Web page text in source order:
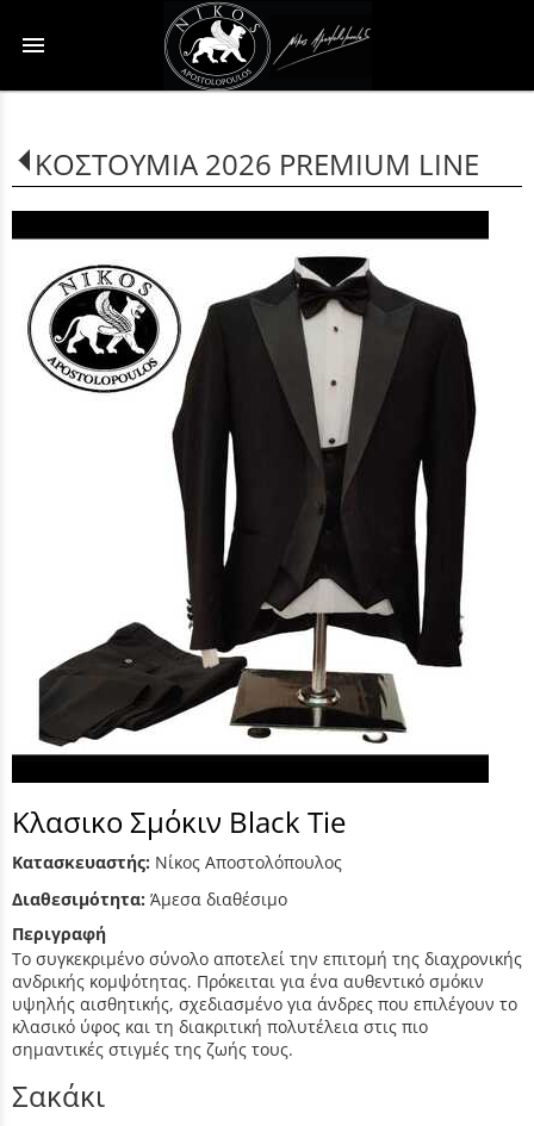
menu
ΚΟΣΤΟΥΜΙΑ 2026 PREMIUM LINE
Κλασικο Σμόκιν Black Tie
Κατασκευαστής: Νίκος Αποστολόπουλος
Διαθεσιμότητα: Άμεσα διαθέσιμο
Περιγραφή
Το συγκεκριμένο σύνολο αποτελεί την επιτομή της διαχρονικής
ανδρικής κομψότητας. Πρόκειται για ένα αυθεντικό σμόκιν
υψηλής αισθητικής, σχεδιασμένο για άνδρες που επιλέγουν το
κλασικό ύφος και τη διακριτική πολυτέλεια στις πιο
σημαντικές στιγμές της ζωής τους.
Σακάκι